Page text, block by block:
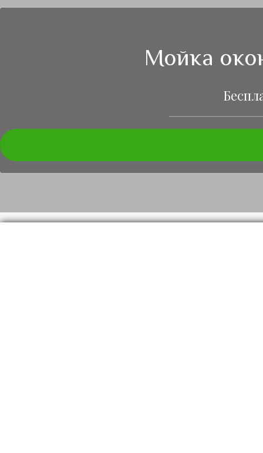
Мойка